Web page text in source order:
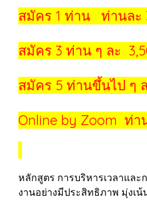
สมัคร 1 ท่าน ท่านละ
สมัคร 3 ท่าน ๆ ละ
สมัคร 5 ท่านขึ้นไป ๆ ล
Online by Zoom ท่า
หลักสูตร การบริหารเวลาแล
งานอย่างมีประสิทธิภาพ มุ่งเ